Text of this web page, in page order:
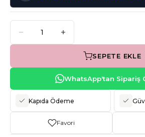
SEPETE EKLE
WhatsApp'tan Sipariş
Kapıda Ödeme
Favori